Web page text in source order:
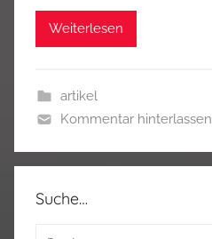
Weiterlesen
artikel
Kommentar hinterlassen
Suche…
Suchen